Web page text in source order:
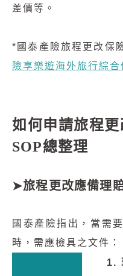
差價等。
*國泰產險旅程更改保
險享樂遊海外旅行綜合
如何申請旅程
SOP總整理
➤旅程更改應備理
國泰產險指出，當需
時，需應檢具之文件：
1.